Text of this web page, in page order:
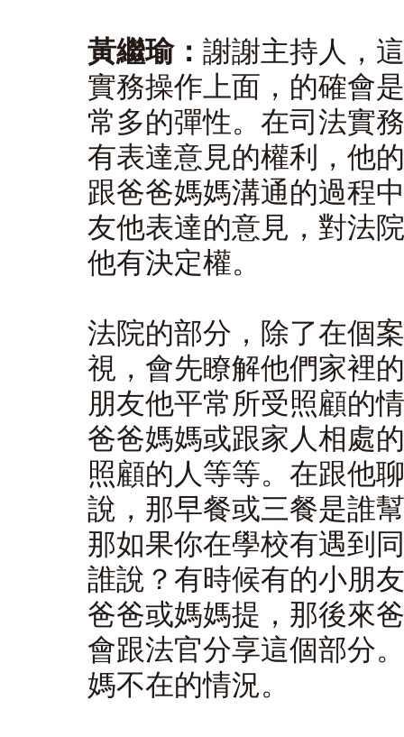
黃繼瑜： 謝謝主持人，
實務操作上面，的確會
常多的彈性。在司法實
有表達意見的權利，他
跟爸爸媽媽溝通的過程
友他表達的意見，對法
他有決定權。
法院的部分，除了在個
視，會先瞭解他們家裡
朋友他平常所受照顧的
爸爸媽媽或跟家人相處
照顧的人等等。在跟他
說，那早餐或三餐是誰
那如果你在學校有遇到
誰說？有時候有的小朋
爸爸或媽媽提，那後來
會跟法官分享這個部分
媽不在的情況。